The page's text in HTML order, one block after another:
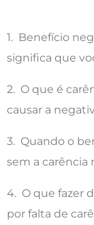
1. Benefício
significa que
2. O que é
causar a
3. Quando o
sem a carência
4. O que fazer
por falta de